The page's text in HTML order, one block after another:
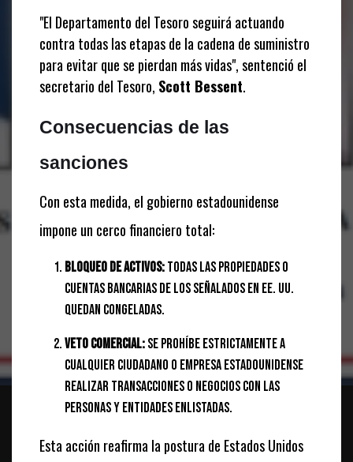
"El Departamento del Tesoro seguirá actuando
contra todas las etapas de la cadena de suministro
para evitar que se pierdan más vidas", sentenció el
secretario del Tesoro, Scott Bessent.
Consecuencias de las
sanciones
Con esta medida, el gobierno estadounidense
impone un cerco financiero total:
Bloqueo de Activos:Todas las propiedades o
cuentas bancarias de los señalados en EE. UU.
quedan congeladas.
Veto Comercial:Se prohíbe estrictamente a
cualquier ciudadano o empresa estadounidense
realizar transacciones o negocios con las
personas y entidades enlistadas.
Esta acción reafirma la postura de Estados Unidos